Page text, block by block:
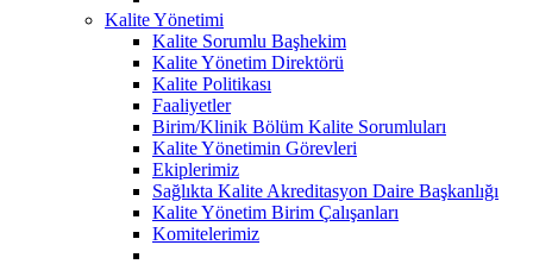
Kalite Yönetimi
Kalite Sorumlu Başhekim
Kalite Yönetim Direktörü
Kalite Politikası
Faaliyetler
Birim/Klinik Bölüm Kalite Sorumluları
Kalite Yönetimin Görevleri
Ekiplerimiz
Sağlıkta Kalite Akreditasyon Daire Başkanlığı
Kalite Yönetim Birim Çalışanları
Komitelerimiz